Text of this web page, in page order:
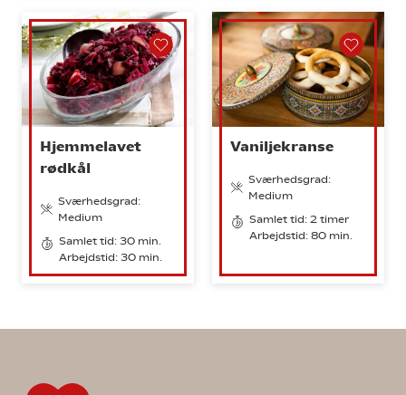
Hjemmelavet
rødkål
Sværhedsgrad:
Medium
Samlet tid: 30 min.
Arbejdstid: 30 min.
Vaniljekranse
Sværhedsgrad:
Medium
Samlet tid: 2 timer
Arbejdstid: 80 min.